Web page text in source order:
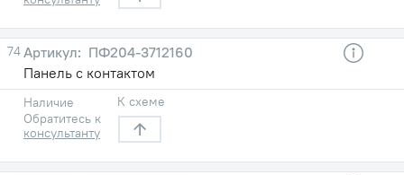
74
ПФ204-3712160
Панель с контактом
Наличие
Обратитесь к
консультанту
К схеме